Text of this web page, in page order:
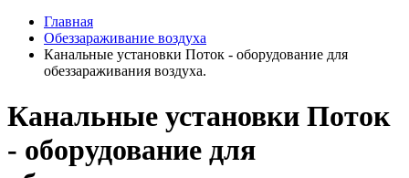
Главная
Обеззараживание воздуха
Канальные установки Поток - оборудование для
обеззараживания воздуха.
Канальные установки Поток
- оборудование для